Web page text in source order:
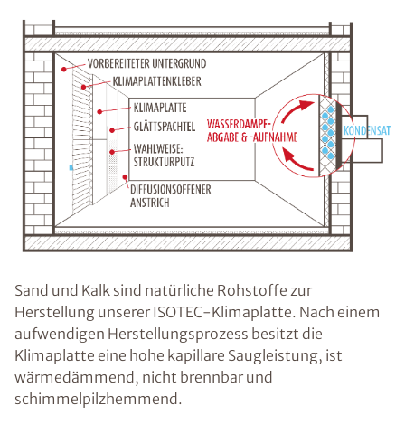
Sand und Kalk sind natürliche Rohstoffe zur
Herstellung unserer ISOTEC-Klimaplatte. Nach einem
aufwendigen Herstellungsprozess besitzt die
Klimaplatte eine hohe kapillare Saugleistung, ist
wärmedämmend, nicht brennbar und
schimmelpilzhemmend.